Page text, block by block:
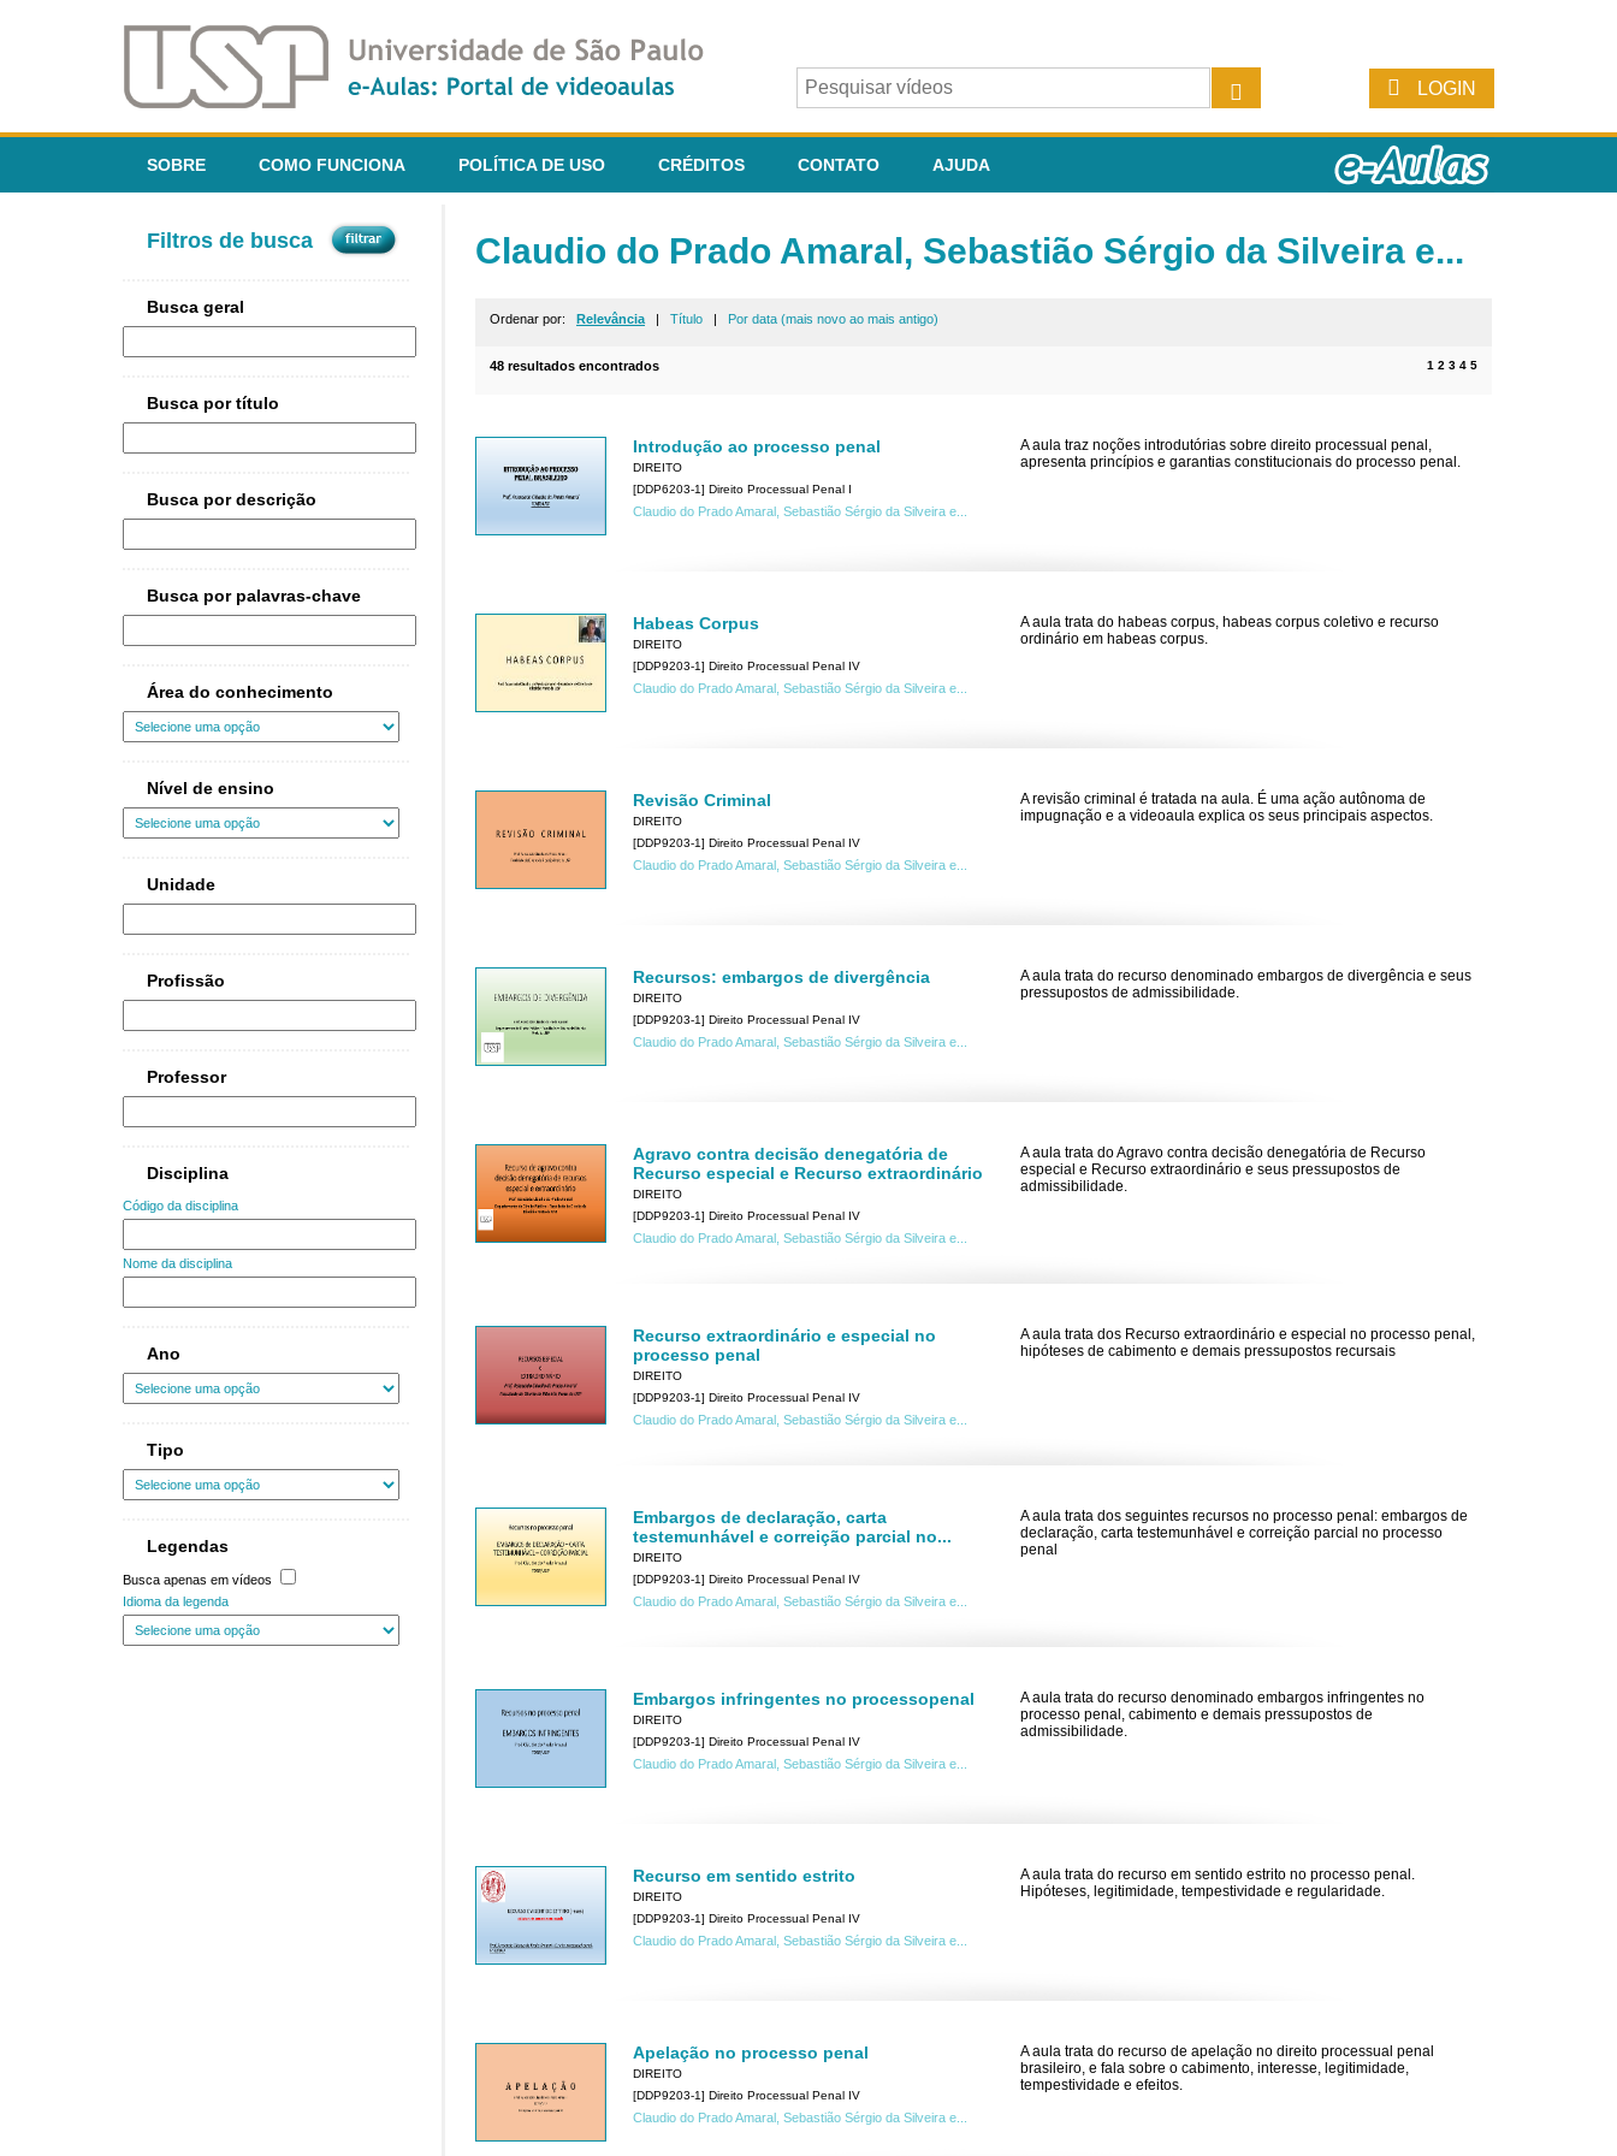
LOGIN
SOBRE COMO FUNCIONA POLÍTICA DE USO CRÉDITOS CONTATO AJUDA
Filtros de busca
Busca geral
Busca por título
Busca por descrição
Busca por palavras-chave
Área do conhecimento
Nível de ensino
Unidade
Profissão
Professor
Disciplina
Código da disciplina
Nome da disciplina
Ano
Tipo
Legendas
Busca apenas em vídeos
Idioma da legenda
Claudio do Prado Amaral, Sebastião Sérgio da Silveira e...
Ordenar por: Relevância | Título | Por data (mais novo ao mais antigo)
1 2 3 4 5
48 resultados encontrados
Introdução ao processo penal
DIREITO
[DDP6203-1] Direito Processual Penal I
Claudio do Prado Amaral, Sebastião Sérgio da Silveira e...
A aula traz noções introdutórias sobre direito processual penal,
apresenta princípios e garantias constitucionais do processo penal.
Habeas Corpus
DIREITO
[DDP9203-1] Direito Processual Penal IV
Claudio do Prado Amaral, Sebastião Sérgio da Silveira e...
A aula trata do habeas corpus, habeas corpus coletivo e recurso
ordinário em habeas corpus.
Revisão Criminal
DIREITO
[DDP9203-1] Direito Processual Penal IV
Claudio do Prado Amaral, Sebastião Sérgio da Silveira e...
A revisão criminal é tratada na aula. É uma ação autônoma de
impugnação e a videoaula explica os seus principais aspectos.
Recursos: embargos de divergência
DIREITO
[DDP9203-1] Direito Processual Penal IV
Claudio do Prado Amaral, Sebastião Sérgio da Silveira e...
A aula trata do recurso denominado embargos de divergência e seus
pressupostos de admissibilidade.
Agravo contra decisão denegatória de
Recurso especial e Recurso extraordinário
DIREITO
[DDP9203-1] Direito Processual Penal IV
Claudio do Prado Amaral, Sebastião Sérgio da Silveira e...
A aula trata do Agravo contra decisão denegatória de Recurso
especial e Recurso extraordinário e seus pressupostos de
admissibilidade.
Recurso extraordinário e especial no
processo penal
DIREITO
[DDP9203-1] Direito Processual Penal IV
Claudio do Prado Amaral, Sebastião Sérgio da Silveira e...
A aula trata dos Recurso extraordinário e especial no processo penal,
hipóteses de cabimento e demais pressupostos recursais
Embargos de declaração, carta
testemunhável e correição parcial no...
DIREITO
[DDP9203-1] Direito Processual Penal IV
Claudio do Prado Amaral, Sebastião Sérgio da Silveira e...
A aula trata dos seguintes recursos no processo penal: embargos de
declaração, carta testemunhável e correição parcial no processo
penal
Embargos infringentes no processopenal
DIREITO
[DDP9203-1] Direito Processual Penal IV
Claudio do Prado Amaral, Sebastião Sérgio da Silveira e...
A aula trata do recurso denominado embargos infringentes no
processo penal, cabimento e demais pressupostos de
admissibilidade.
Recurso em sentido estrito
DIREITO
[DDP9203-1] Direito Processual Penal IV
Claudio do Prado Amaral, Sebastião Sérgio da Silveira e...
A aula trata do recurso em sentido estrito no processo penal.
Hipóteses, legitimidade, tempestividade e regularidade.
Apelação no processo penal
DIREITO
[DDP9203-1] Direito Processual Penal IV
Claudio do Prado Amaral, Sebastião Sérgio da Silveira e...
A aula trata do recurso de apelação no direito processual penal
brasileiro, e fala sobre o cabimento, interesse, legitimidade,
tempestividade e efeitos.